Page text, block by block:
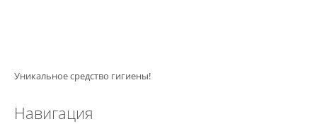
Уникальное средство гигиены!
Навигация